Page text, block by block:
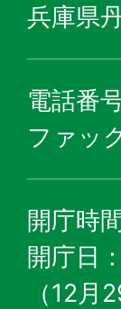
兵庫県
電話番
ファッ
開庁時
開庁日
（12